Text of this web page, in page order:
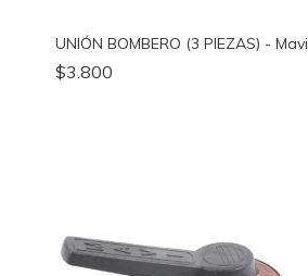
UNIÓN BOMBERO (3 PIEZAS) - Mavi
$3.800